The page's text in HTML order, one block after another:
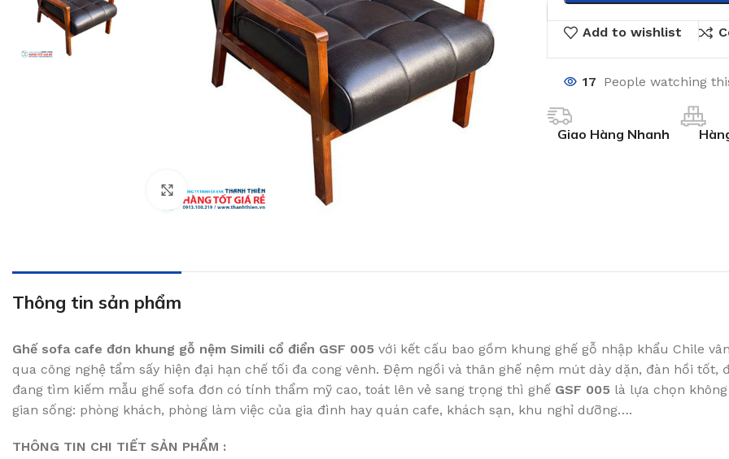
Click to enlarge
Add to wishlist
17 People watching
Giao Hàng Nhanh
Thông tin sản phẩm
Ghế sofa cafe đơn khung gỗ nệm Simili cổ điển GSF 005 với kết cấu bao gồm khung ghế gỗ nhập khẩu Chile
qua công nghệ tẩm sấy hiện đại hạn chế tối đa cong vênh. Đệm ngồi và thân ghế nệm mút dày dặn, đàn hồi
đang tìm kiếm mẫu ghế sofa đơn có tính thẩm mỹ cao, toát lên vẻ sang trọng thì ghế GSF 005 là lựa chọn
gian sống: phòng khách, phòng làm việc của gia đình hay quán cafe, khách sạn, khu nghỉ dưỡng….
THÔNG TIN CHI TIẾT SẢN PHẨM :